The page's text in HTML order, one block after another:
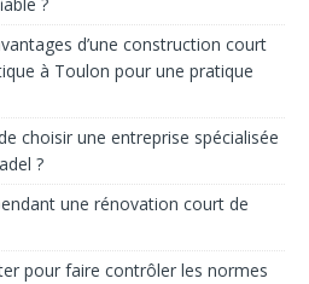
d’une construction court
à Toulon pour une pratique
choisir une entreprise spécialisée
?
une rénovation court de
pour faire contrôler les normes